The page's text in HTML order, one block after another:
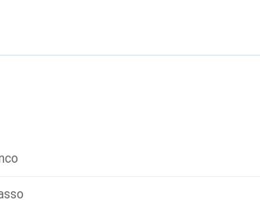
ambiente domestico o creare accenti